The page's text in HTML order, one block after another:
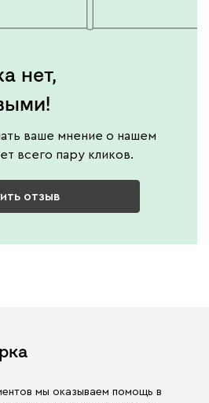
нет,
ваше мнение о нашем
всего пару кликов.
отзыв
мы оказываем помощь в